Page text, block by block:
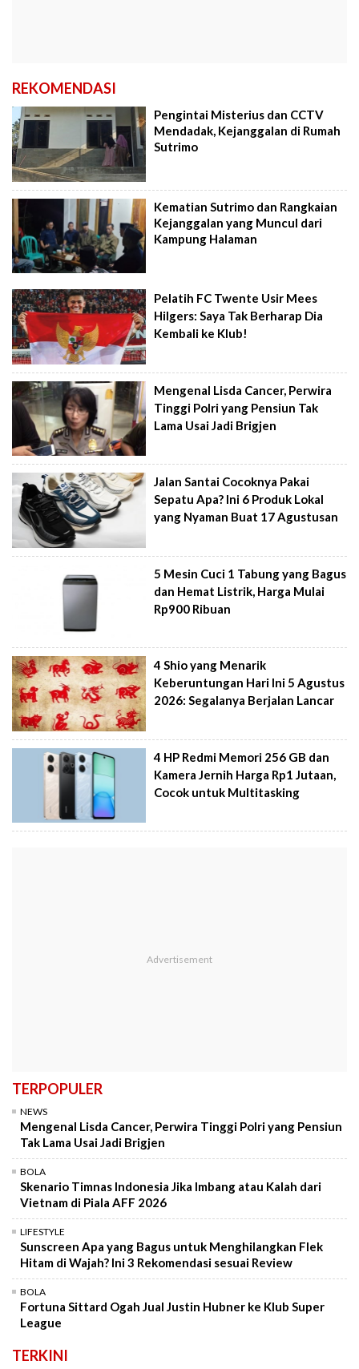
REKOMENDASI
Pengintai Misterius dan CCTV
Mendadak, Kejanggalan di Rumah
Sutrimo
Kematian Sutrimo dan Rangkaian
Kejanggalan yang Muncul dari
Kampung Halaman
Pelatih FC Twente Usir Mees
Hilgers: Saya Tak Berharap Dia
Kembali ke Klub!
Mengenal Lisda Cancer, Perwira
Tinggi Polri yang Pensiun Tak
Lama Usai Jadi Brigjen
Jalan Santai Cocoknya Pakai
Sepatu Apa? Ini 6 Produk Lokal
yang Nyaman Buat 17 Agustusan
5 Mesin Cuci 1 Tabung yang Bagus
dan Hemat Listrik, Harga Mulai
Rp900 Ribuan
4 Shio yang Menarik
Keberuntungan Hari Ini 5 Agustus
2026: Segalanya Berjalan Lancar
4 HP Redmi Memori 256 GB dan
Kamera Jernih Harga Rp1 Jutaan,
Cocok untuk Multitasking
TERPOPULER
NEWS
Mengenal Lisda Cancer, Perwira Tinggi Polri yang Pensiun
Tak Lama Usai Jadi Brigjen
BOLA
Skenario Timnas Indonesia Jika Imbang atau Kalah dari
Vietnam di Piala AFF 2026
LIFESTYLE
Sunscreen Apa yang Bagus untuk Menghilangkan Flek
Hitam di Wajah? Ini 3 Rekomendasi sesuai Review
BOLA
Fortuna Sittard Ogah Jual Justin Hubner ke Klub Super
League
TERKINI